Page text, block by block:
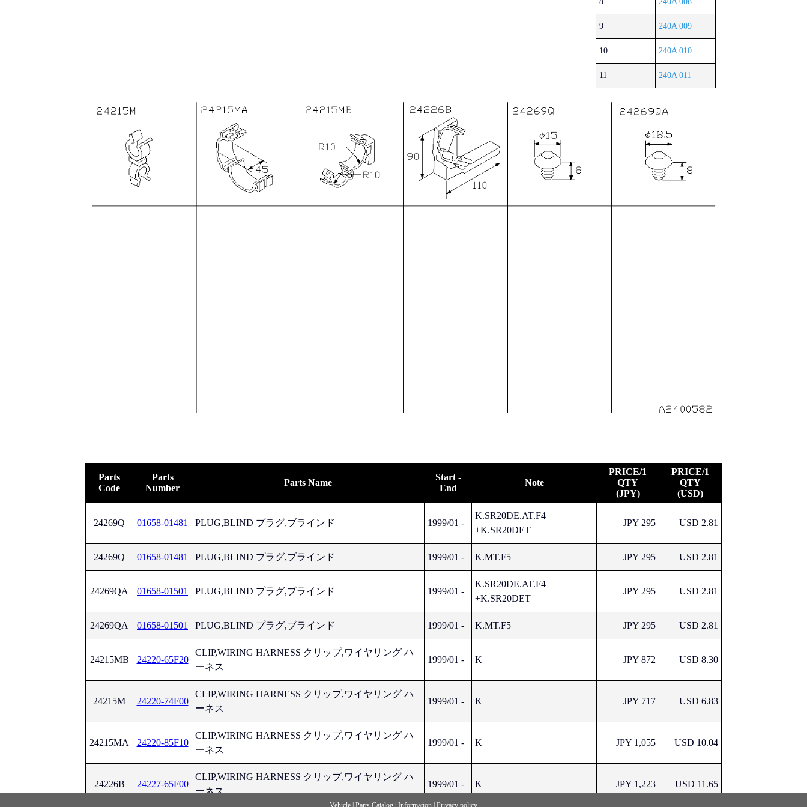
9 240A 009
10 240A 010
11 240A 011
Parts
Code
Parts
Number
Parts Name
Start -
End
Note
PRICE/1
QTY
(JPY)
PRICE/1
QTY
(USD)
24269Q 01658-01481 PLUG,BLIND プラグ,ブラインド 1999/01 -
K.SR20DE.AT.F4
+K.SR20DET
JPY 295 USD 2.81
24269Q 01658-01481 PLUG,BLIND プラグ,ブラインド 1999/01 - K.MT.F5 JPY 295 USD 2.81
24269QA 01658-01501 PLUG,BLIND プラグ,ブラインド 1999/01 -
K.SR20DE.AT.F4
+K.SR20DET
JPY 295 USD 2.81
24269QA 01658-01501 PLUG,BLIND プラグ,ブラインド 1999/01 - K.MT.F5 JPY 295 USD 2.81
24215MB 24220-65F20
CLIP,WIRING HARNESS クリップ,ワイヤリング ハ
ーネス
1999/01 - K JPY 872 USD 8.30
24215M 24220-74F00
CLIP,WIRING HARNESS クリップ,ワイヤリング ハ
ーネス
1999/01 - K JPY 717 USD 6.83
24215MA 24220-85F10
CLIP,WIRING HARNESS クリップ,ワイヤリング ハ
ーネス
1999/01 - K JPY 1,055 USD 10.04
24226B 24227-65F00
CLIP,WIRING HARNESS クリップ,ワイヤリング ハ
ーネス
1999/01 - K JPY 1,223 USD 11.65
Vehicle Parts Catalog Information Privacy policy